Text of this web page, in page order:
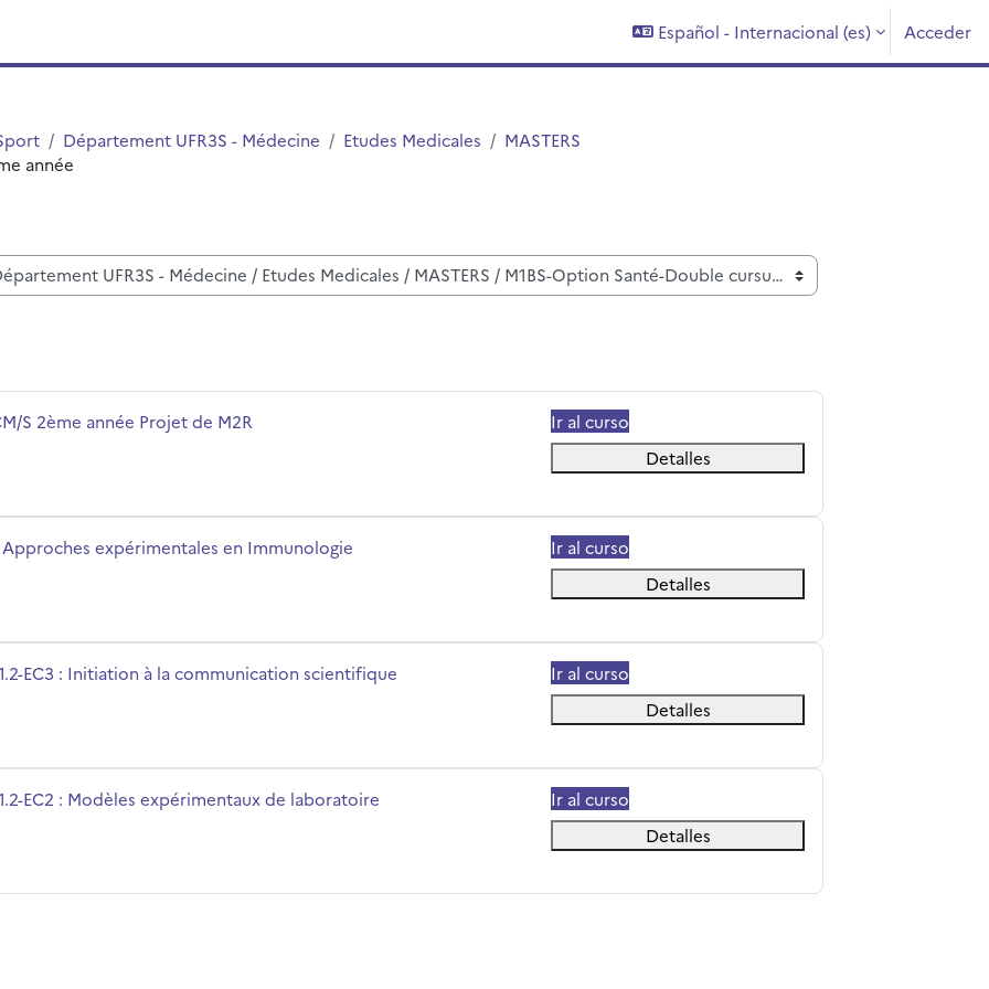
Español - Internacional ‎(es)‎ Acceder
Département UFR3S - Médecine Etudes Medicales
MASTERS
année
del curso
S 2ème année Projet de M2R
Ir al curso
Detalles
del curso
Approches expérimentales en Immunologie
Ir al curso
Detalles
scientifique
del curso
EC3 : Initiation à la communication scientifique
Ir al curso
Detalles
laboratoire
del curso
EC2 : Modèles expérimentaux de laboratoire
Ir al curso
Detalles